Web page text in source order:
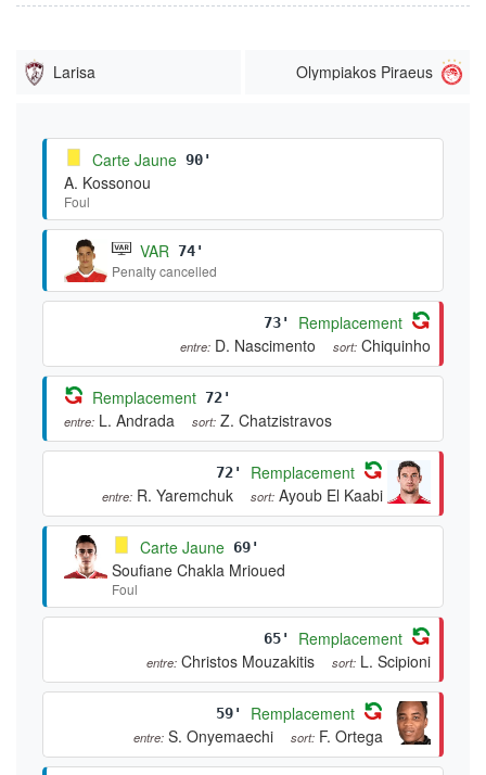
Larisa Olympiakos Piraeus
Carte Jaune 90'
A. Kossonou
Foul
VAR 74'
Penalty cancelled
73' Remplacement
entre: D. Nascimento sort: Chiquinho
Remplacement 72'
entre: L. Andrada sort: Z. Chatzistravos
72' Remplacement
entre: R. Yaremchuk sort: Ayoub El Kaabi
Carte Jaune 69'
Soufiane Chakla Mrioued
Foul
65' Remplacement
entre: Christos Mouzakitis sort: L. Scipioni
59' Remplacement
entre: S. Onyemaechi sort: F. Ortega